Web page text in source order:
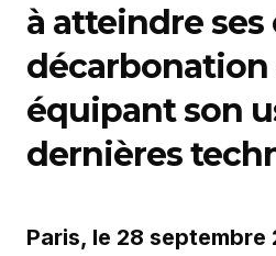
à atteindre
décarbonation
équipant son
dernières
Paris, le 28 septembre